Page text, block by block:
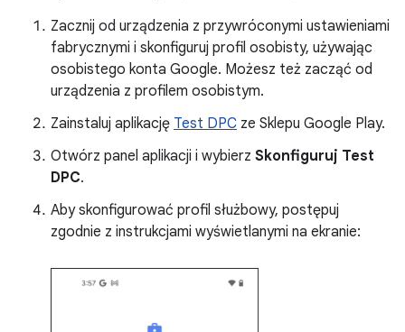
Zacznij od urządzenia z przywróconymi ustawieniami
fabrycznymi i skonfiguruj profil osobisty, używając
osobistego konta Google. Możesz też zacząć od
urządzenia z profilem osobistym.
Zainstaluj aplikację Test DPC ze Sklepu Google Play.
Otwórz panel aplikacji i wybierz Skonfiguruj Test
DPC.
Aby skonfigurować profil służbowy, postępuj
zgodnie z instrukcjami wyświetlanymi na ekranie: